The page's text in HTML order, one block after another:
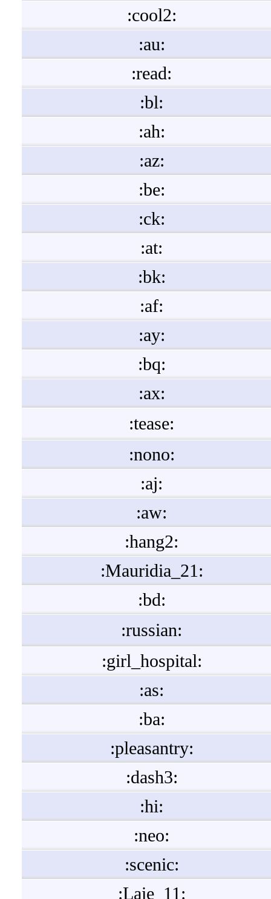
:cool2:
:au:
:read:
:bl:
:ah:
:az:
:be:
:ck:
:at:
:bk:
:af:
:ay:
:bq:
:ax:
:tease:
:nono:
:aj:
:aw:
:hang2:
:Mauridia_21:
:bd:
:russian:
:girl_hospital:
:as:
:ba:
:pleasantry:
:dash3:
:hi:
:neo:
:scenic:
:Laie_11: